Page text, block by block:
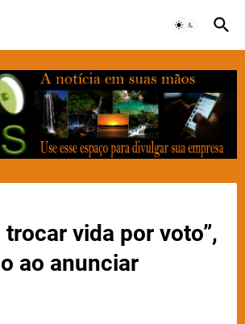
trocar vida por voto”,
ao anunciar